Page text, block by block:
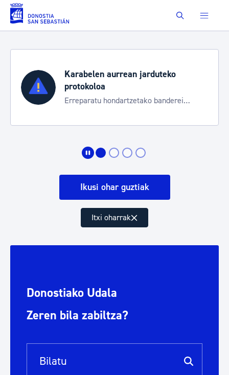
Eduki nagusira joan Buscar
Aste Nagusia 2026
Trafiko mozketak eta
bereziak
Ikusi ohar guztiak
Itxi oharrak
Donostiako Udala
Zeren bila zabiltza?
Bilaketa barra